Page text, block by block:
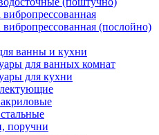
(послойно)
ванны и кухни
для ванных комнат
для кухни
поручни